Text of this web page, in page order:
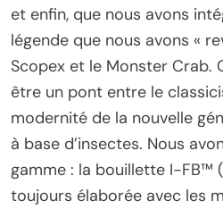
et enfin, que nous avons
légende que nous avons «
Scopex et le Monster Crab.
être un pont entre le
modernité de la nouvelle
à base d’insectes. Nous
gamme : la bouillette I-FB™
toujours élaborée avec les